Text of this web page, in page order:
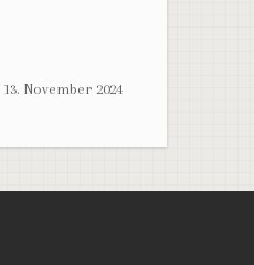
13. November 2024